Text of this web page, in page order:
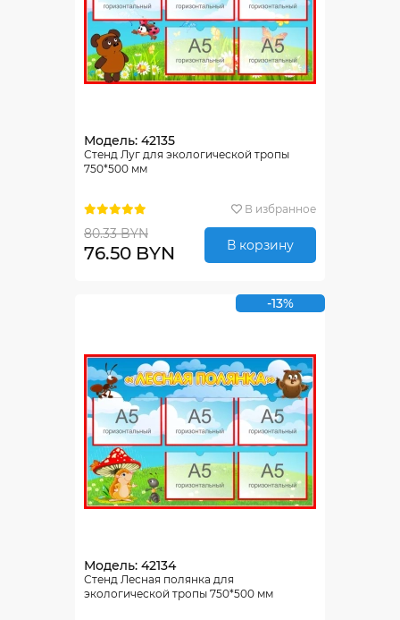
Модель: 42135
Стенд Луг для экологической тропы
750*500 мм
В избранное
80.33 BYN
76.50 BYN В корзину
-13%
Модель: 42134
Стенд Лесная полянка для
экологической тропы 750*500 мм